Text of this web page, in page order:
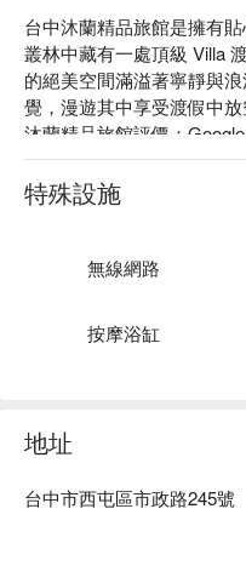
台中沐蘭精品旅館是擁有
叢林中藏有一處頂級 Villa
的絕美空間滿溢著寧靜與
覺，漫遊其中享受渡假中放
沐蘭精品旅館評價：
沐蘭精品旅館推薦：近高
達，距離台中火車站有 20
三越、 Tiger City 及逢甲夜
台中沐蘭精品旅館優惠、
特殊設施
無線網路
按摩浴缸
地址
台中市西屯區市政路245號